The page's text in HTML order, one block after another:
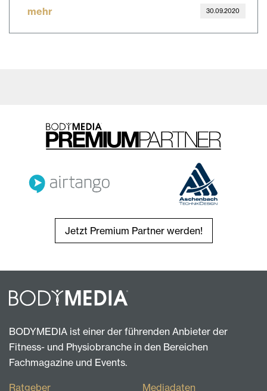
mehr 30.09.2020
Jetzt Premium Partner werden!
BODYMEDIA ist einer der führenden Anbieter der
Fitness- und Physiobranche in den Bereichen
Fachmagazine und Events.
Ratgeber Mediadaten